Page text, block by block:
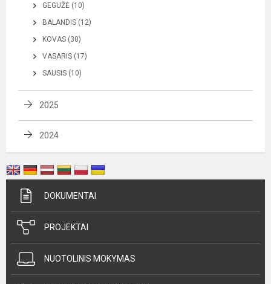
GEGUŽĖ (10)
BALANDIS (12)
KOVAS (30)
VASARIS (17)
SAUSIS (10)
2025
2024
DOKUMENTAI
PROJEKTAI
NUOTOLINIS MOKYMAS